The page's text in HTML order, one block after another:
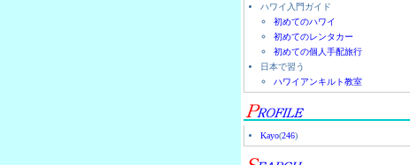
ハワイ入門ガイド
初めてのハワイ
初めてのレンタカー
初めての個人手配旅行
日本で習う
ハワイアンキルト教室
Kayo(246)